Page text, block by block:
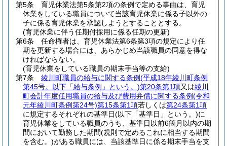
第5条
育児休業法第5条第2項の条例で定める事由は、育児
休業をしている職員について当該育児休業に係る子以外の
子に係る育児休業を承認しようとすることとする。
(育児休業に伴う任期付採用に係る任期の更新)
第6条
任命権者は、育児休業法第6条第3項の規定により任
期を更新する場合には、あらかじめ当該職員の同意を得な
ければならない。
(育児休業をしている職員の期末手当等の支給)
第7条
綾川町職員の給与に関する条例(平成18年綾川町条例
第45号。以下「給与条例」という。)第20条第1項又は綾川
町会計年度任用職員の給与及び費用弁償に関する条例(令和
元年綾川町条例第24号)第15条第1項若しくは第24条第1項
に規定するそれぞれの基準日(以下「基準日」という。)に
育児休業をしている職員のうち、基準日以前6箇月以内の期
間において勤務した期間(規則で定めるこれに相当する期間
を含む。)がある職員には、当該基準日に係る期末手当を支